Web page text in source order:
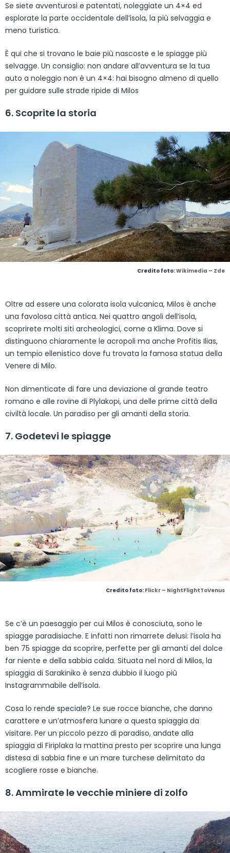
Se siete avventurosi e patentati, noleggiate un 4×4 ed
esplorate la parte occidentale dell’isola, la più selvaggia e
meno turistica.
È qui che si trovano le baie più nascoste e le spiagge più
selvagge. Un consiglio: non andare all’avventura se la tua
auto a noleggio non è un 4×4: hai bisogno almeno di quello
per guidare sulle strade ripide di Milos
6. Scoprite la storia
Credito foto:Wikimedia – Zde
Oltre ad essere una colorata isola vulcanica, Milos è anche
una favolosa città antica. Nei quattro angoli dell’isola,
scoprirete molti siti archeologici, come a Klima. Dove si
distinguono chiaramente le acropoli ma anche Profitis Ilias,
un tempio ellenistico dove fu trovata la famosa statua della
Venere di Milo.
Non dimenticate di fare una deviazione al grande teatro
romano e alle rovine di Plylakopi, una delle prime città della
civiltà locale. Un paradiso per gli amanti della storia.
7. Godetevi le spiagge
Credito foto: Flickr – NightFlightToVenus
Se c’è un paesaggio per cui Milos è conosciuta, sono le
spiagge paradisiache. E infatti non rimarrete delusi: l’isola ha
ben 75 spiagge da scoprire, perfette per gli amanti del dolce
far niente e della sabbia calda. Situata nel nord di Milos, la
spiaggia di Sarakiniko è senza dubbio il luogo più
Instagrammabile dell’isola.
Cosa lo rende speciale? Le sue rocce bianche, che danno
carattere e un’atmosfera lunare a questa spiaggia da
visitare. Per un piccolo pezzo di paradiso, andate alla
spiaggia di Firiplaka la mattina presto per scoprire una lunga
distesa di sabbia fine e un mare turchese delimitato da
scogliere rosse e bianche.
8. Ammirate le vecchie miniere di zolfo